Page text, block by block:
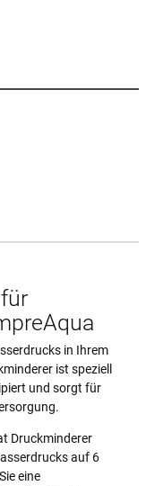
in Ihrem
ist speziell
und sorgt für
Druckminderer
auf 6
eine